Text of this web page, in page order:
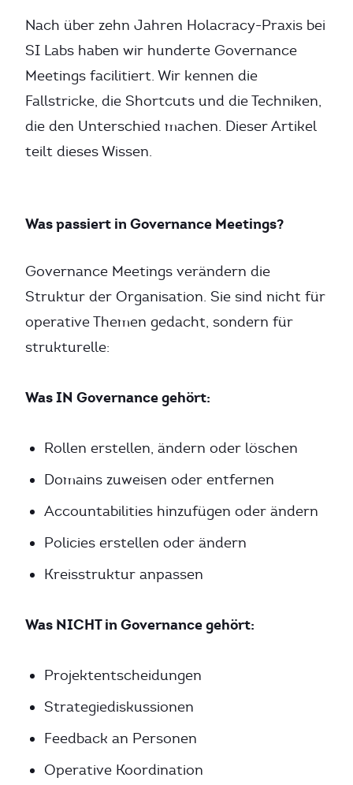
Nach über zehn Jahren Holacracy-Praxis bei
SI Labs haben wir hunderte Governance
Meetings facilitiert. Wir kennen die
Fallstricke, die Shortcuts und die Techniken,
die den Unterschied machen. Dieser Artikel
teilt dieses Wissen.
Was passiert in Governance Meetings?
Governance Meetings verändern die
Struktur der Organisation. Sie sind nicht für
operative Themen gedacht, sondern für
strukturelle:
Was IN Governance gehört:
Rollen erstellen, ändern oder löschen
Domains zuweisen oder entfernen
Accountabilities hinzufügen oder ändern
Policies erstellen oder ändern
Kreisstruktur anpassen
Was NICHT in Governance gehört:
Projektentscheidungen
Strategiediskussionen
Feedback an Personen
Operative Koordination